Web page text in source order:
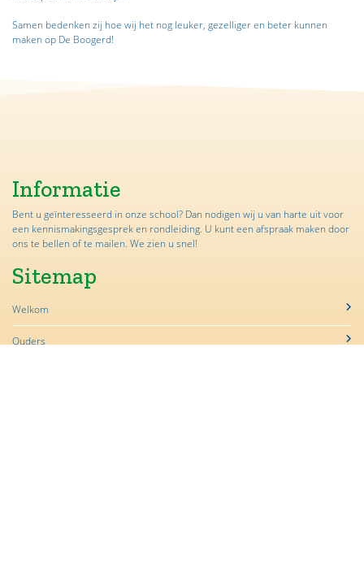
Samen bedenken zij hoe wij het nog leuker, gezelliger en beter kunnen
maken op De Boogerd!
Informatie
Bent u geïnteresseerd in onze school? Dan nodigen wij u van harte uit voor
een kennismakingsgesprek en rondleiding. U kunt een afspraak maken door
ons te bellen of te mailen. We zien u snel!
Sitemap
Welkom
Ouders